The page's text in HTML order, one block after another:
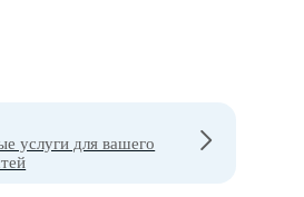
услуги для вашего